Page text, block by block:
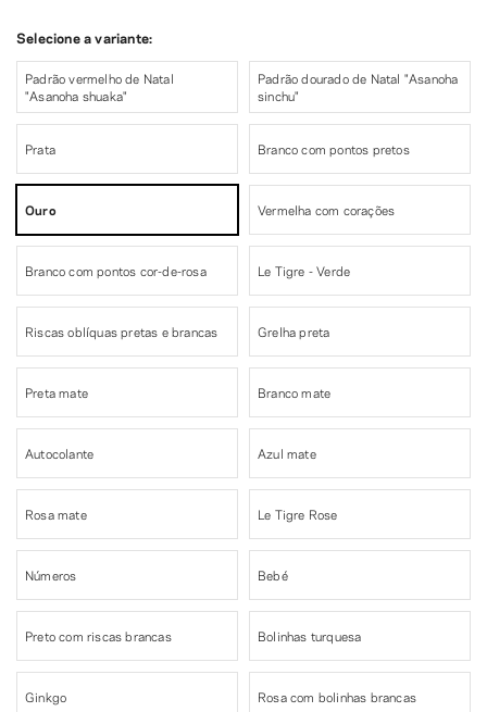
Selecione a variante:
Padrão vermelho de Natal
"Asanoha shuaka"
Padrão dourado de Natal "Asanoha
sinchu"
Prata Branco com pontos pretos
Ouro Vermelha com corações
Branco com pontos cor-de-rosa Le Tigre - Verde
Riscas oblíquas pretas e brancas Grelha preta
Preta mate Branco mate
Autocolante Azul mate
Rosa mate Le Tigre Rose
Números Bebé
Preto com riscas brancas Bolinhas turquesa
Ginkgo Rosa com bolinhas brancas